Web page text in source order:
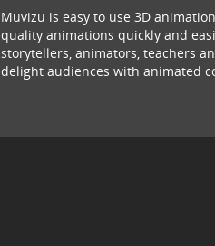
Muvizu is easy to use 3D
quality animations quickly and
storytellers, animators, teachers
delight audiences with animated